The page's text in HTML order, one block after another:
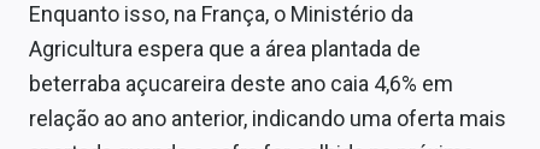
Enquanto isso, na França, o Ministério da
Agricultura espera que a área plantada de
beterraba açucareira deste ano caia 4,6% em
relação ao ano anterior, indicando uma oferta mais